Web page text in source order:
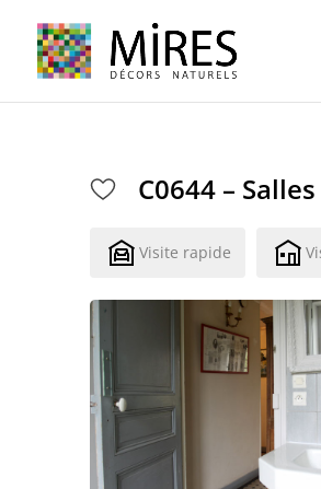
C0644 –
Visite rapide